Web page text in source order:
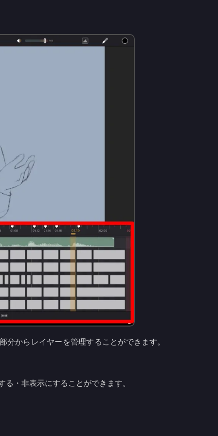
からレイヤーを管理することができます。
・非表示にすることができます。